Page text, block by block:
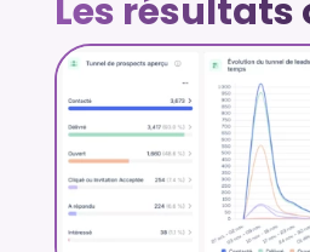
Les résultats